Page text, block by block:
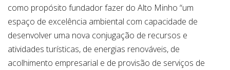
como propósito fundador fazer do Alto Minho “um
espaço de excelência ambiental com capacidade de
desenvolver uma nova conjugação de recursos e
atividades turísticas, de energias renováveis, de
acolhimento empresarial e de provisão de serviços de